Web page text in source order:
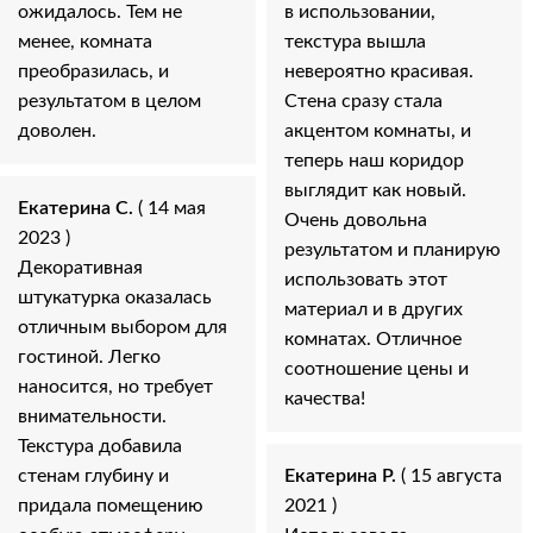
ожидалось. Тем не
менее, комната
преобразилась, и
результатом в целом
доволен.
Екатерина С. ( 14 мая
2023 )
Декоративная
штукатурка оказалась
отличным выбором для
гостиной. Легко
наносится, но требует
внимательности.
Текстура добавила
стенам глубину и
придала помещению
в использовании,
текстура вышла
невероятно красивая.
Стена сразу стала
акцентом комнаты, и
теперь наш коридор
выглядит как новый.
Очень довольна
результатом и планирую
использовать этот
материал и в других
комнатах. Отличное
соотношение цены и
качества!
Екатерина Р. ( 15 августа
2021 )